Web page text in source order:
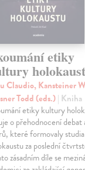
etiky
Claudio, Kansteiner
Todd (eds.)| Kniha
etiky kultury
o přehodnocení debat
které formovaly
za poslední
zásadním díle se